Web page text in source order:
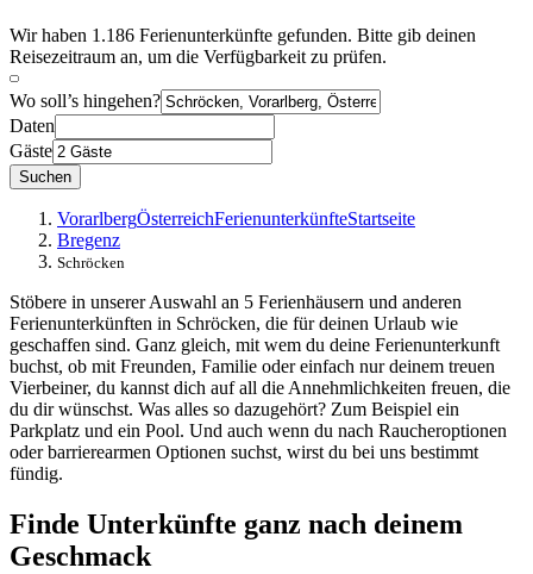
Wir haben 1.186 Ferienunterkünfte gefunden. Bitte gib deinen
Reisezeitraum an, um die Verfügbarkeit zu prüfen.
Wo soll’s hingehen?
Daten
Gäste
Suchen
VorarlbergÖsterreichFerienunterkünfteStartseite
Bregenz
Schröcken
Stöbere in unserer Auswahl an 5 Ferienhäusern und anderen
Ferienunterkünften in Schröcken, die für deinen Urlaub wie
geschaffen sind. Ganz gleich, mit wem du deine Ferienunterkunft
buchst, ob mit Freunden, Familie oder einfach nur deinem treuen
Vierbeiner, du kannst dich auf all die Annehmlichkeiten freuen, die
du dir wünschst. Was alles so dazugehört? Zum Beispiel ein
Parkplatz und ein Pool. Und auch wenn du nach Raucheroptionen
oder barrierearmen Optionen suchst, wirst du bei uns bestimmt
fündig.
Finde Unterkünfte ganz nach deinem
Geschmack